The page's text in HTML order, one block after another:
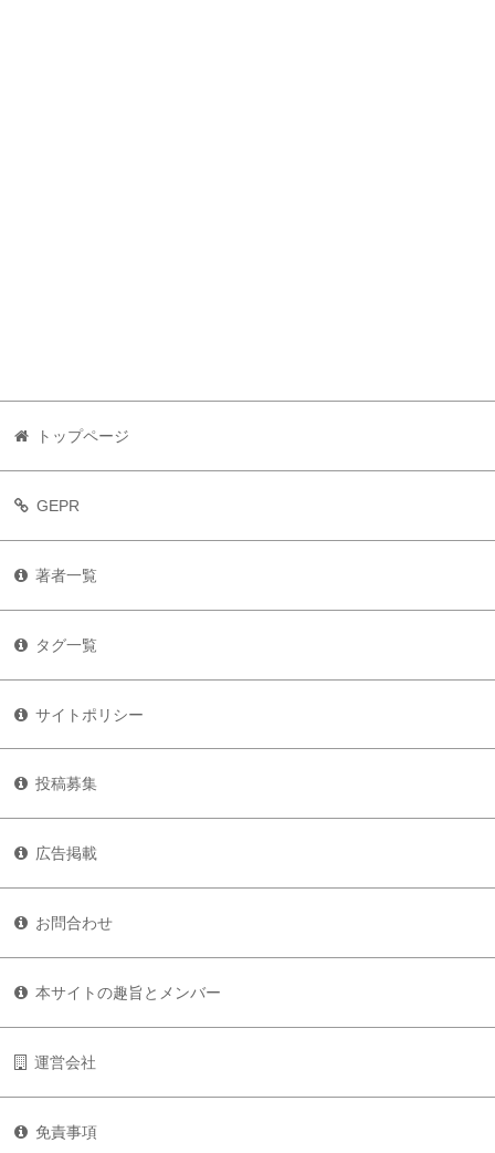
トップページ
GEPR
著者一覧
タグ一覧
サイトポリシー
投稿募集
広告掲載
お問合わせ
本サイトの趣旨とメンバー
運営会社
免責事項